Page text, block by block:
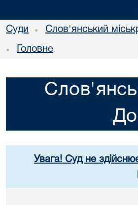
Суди • Слов'янський
• Головне
Увага! Суд не